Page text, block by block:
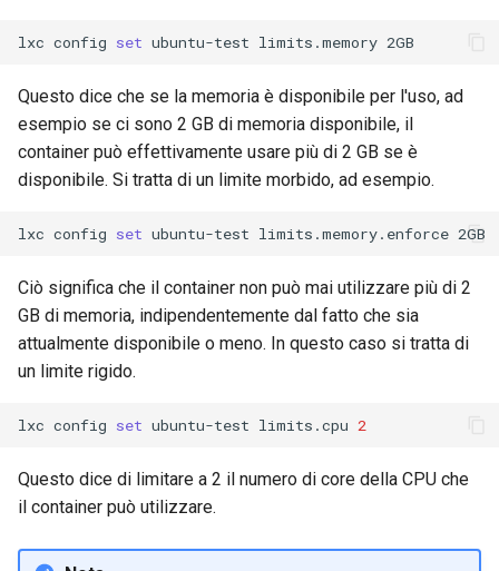
lxc config set ubuntu-test limits.memory
Questo dice che se la memoria è disponibile per l'uso, ad
esempio se ci sono 2 GB di memoria disponibile, il
container può effettivamente usare più di 2 GB se è
disponibile. Si tratta di un limite morbido, ad esempio.
lxc config set ubuntu-test limits.memory.enforce
Ciò significa che il container non può mai utilizzare più di 2
GB di memoria, indipendentemente dal fatto che sia
attualmente disponibile o meno. In questo caso si tratta di
un limite rigido.
lxc config set ubuntu-test limits.cpu 2
Questo dice di limitare a 2 il numero di core della CPU che
il container può utilizzare.